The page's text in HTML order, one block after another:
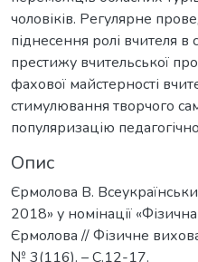
чоловіків. Регулярне
піднесення ролі вчителя в
престижу вчительської
фахової майстерності
стимулювання творчого
популяризацію
Опис
Єрмолова В.
2018» у номінації
Єрмолова // Фізичне
№ 3(116). – С.12-17.